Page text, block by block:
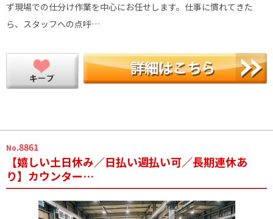
ず現場での仕分け作業を中心にお任せします。仕事に慣れてきた
ら、スタッフへの点呼…
No.8861
【嬉しい土日休み／日払い週払い可／長期連休あ
り】カウンター…